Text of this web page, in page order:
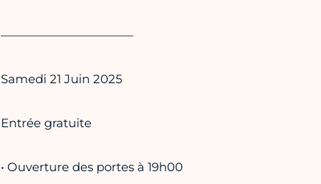
———————————
Samedi 21 Juin 2025
Entrée gratuite
• Ouverture des portes à 19h00